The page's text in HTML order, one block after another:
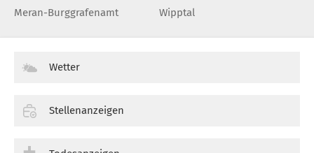
Meran-Burggrafenamt
Wipptal
Wetter
Stellenanzeigen